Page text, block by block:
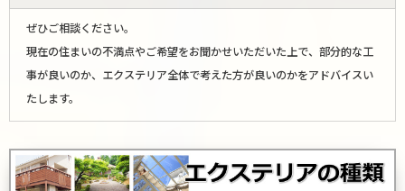
ぜひご相談ください。
現在の住まいの不満点やご希望をお聞かせいただいた上で、部分的な工
事が良いのか、エクステリア全体で考えた方が良いのかをアドバイスい
たします。